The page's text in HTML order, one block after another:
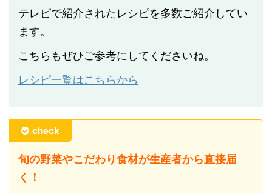
テレビで紹介されたレシピを多数ご紹介してい
ます。
こちらもぜひご参考にしてくださいね。
レシピ一覧はこちらから
check
旬の野菜やこだわり食材が生産者から直接届
く！